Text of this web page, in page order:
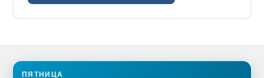
ПЯТНИЦА